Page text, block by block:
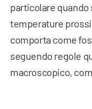
particolare quando
temperature
comporta come
seguendo regole
macroscopico,